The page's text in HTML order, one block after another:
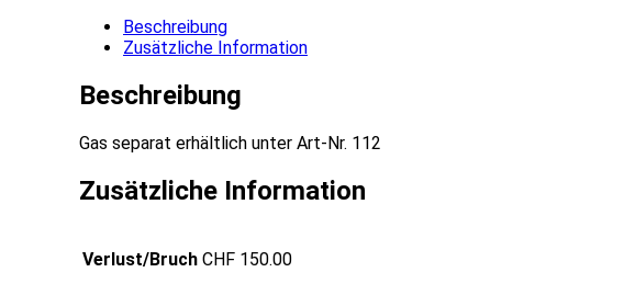
Beschreibung
Zusätzliche Information
Beschreibung
Gas separat erhältlich unter Art-Nr. 112
Zusätzliche Information
Verlust/Bruch CHF 150.00